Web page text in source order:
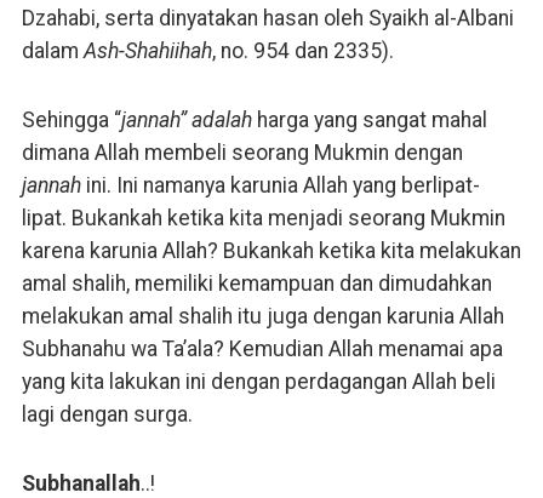
Dzahabi, serta dinyatakan hasan oleh Syaikh al-Albani
dalamAsh-Shahiihah, no. 954 dan 2335).
Sehingga “jannah” adalahharga yang sangat mahal
dimana Allah membeli seorang Mukmin dengan
jannahini. Ini namanya karunia Allah yang berlipat-
lipat. Bukankah ketika kita menjadi seorang Mukmin
karena karunia Allah? Bukankah ketika kita melakukan
amal shalih, memiliki kemampuan dan dimudahkan
melakukan amal shalih itu juga dengan karunia Allah
Subhanahu wa Ta’ala? Kemudian Allah menamai apa
yang kita lakukan ini dengan perdagangan Allah beli
lagi dengan surga.
Subhanallah..!